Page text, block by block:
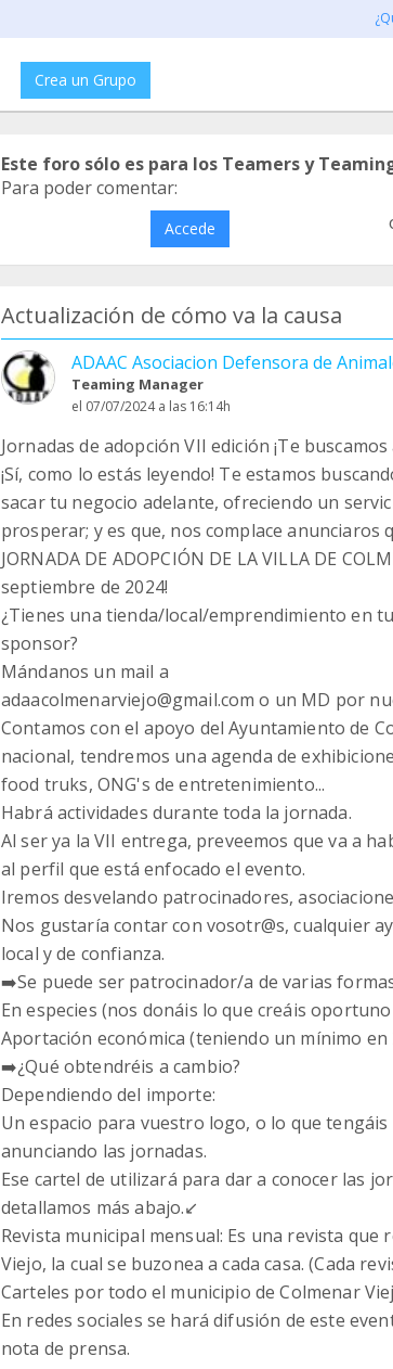
Crea un Grupo
Este foro sólo es para los Teamers y
Para poder comentar:
Accede
Actualización de cómo va la causa
ADAAC Asociacion Defensora de
Teaming Manager
el 07/07/2024 a las 16:14h
Jornadas de adopción VII edición ¡Te buscamos
¡Sí, como lo estás leyendo! Te estamos
sacar tu negocio adelante, ofreciendo un
prosperar; y es que, nos complace anunciaros
JORNADA DE ADOPCIÓN DE LA VILLA DE
septiembre de 2024!
¿Tienes una tienda/local/emprendimiento en
sponsor?
Mándanos un mail a
adaacolmenarviejo@gmail.com o un MD por
Contamos con el apoyo del Ayuntamiento de
nacional, tendremos una agenda de
food truks, ONG's de entretenimiento...
Habrá actividades durante toda la jornada.
Al ser ya la VII entrega, preveemos que va a
al perfil que está enfocado el evento.
Iremos desvelando patrocinadores,
Nos gustaría contar con vosotr@s, cualquier
local y de confianza.
➡️Se puede ser patrocinador/a de varias
En especies (nos donáis lo que creáis
Aportación económica (teniendo un mínimo en
➡️¿Qué obtendréis a cambio?
Dependiendo del importe:
Un espacio para vuestro logo, o lo que
anunciando las jornadas.
Ese cartel de utilizará para dar a conocer las
detallamos más abajo.↙️
Revista municipal mensual: Es una revista
Viejo, la cual se buzonea a cada casa. (Cada
Carteles por todo el municipio de Colmenar
En redes sociales se hará difusión de este
nota de prensa.